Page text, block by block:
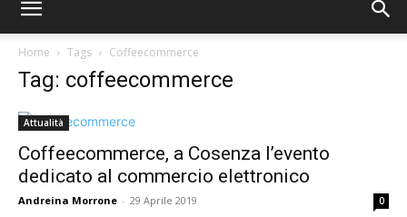
Home Tags Coffeecommerce
Tag: coffeecommerce
Attualità
Coffeecommerce, a Cosenza l’evento
dedicato al commercio elettronico
Andreina Morrone - 29 Aprile 2019 0